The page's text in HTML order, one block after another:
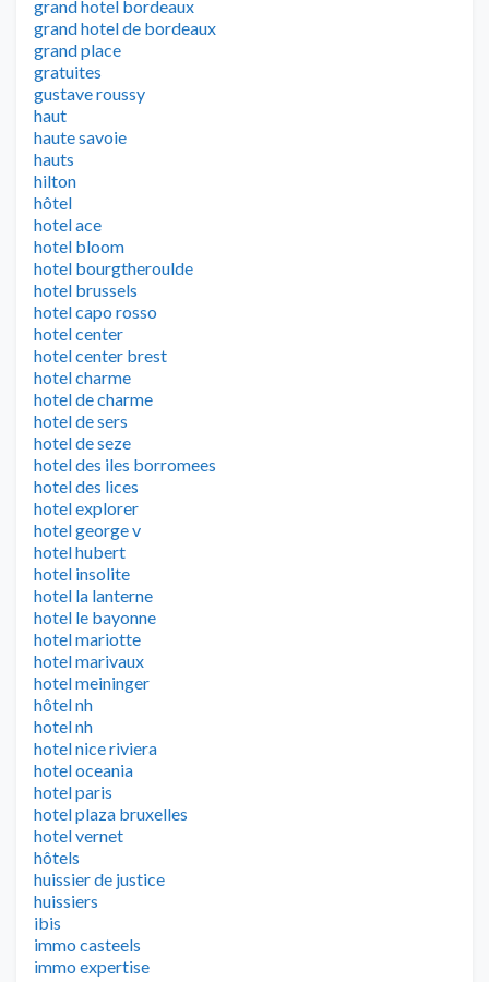
grand hotel bordeaux
grand hotel de bordeaux
grand place
gratuites
gustave roussy
haut
haute savoie
hauts
hilton
hôtel
hotel ace
hotel bloom
hotel bourgtheroulde
hotel brussels
hotel capo rosso
hotel center
hotel center brest
hotel charme
hotel de charme
hotel de sers
hotel de seze
hotel des iles borromees
hotel des lices
hotel explorer
hotel george v
hotel hubert
hotel insolite
hotel la lanterne
hotel le bayonne
hotel mariotte
hotel marivaux
hotel meininger
hôtel nh
hotel nh
hotel nice riviera
hotel oceania
hotel paris
hotel plaza bruxelles
hotel vernet
hôtels
huissier de justice
huissiers
ibis
immo casteels
immo expertise